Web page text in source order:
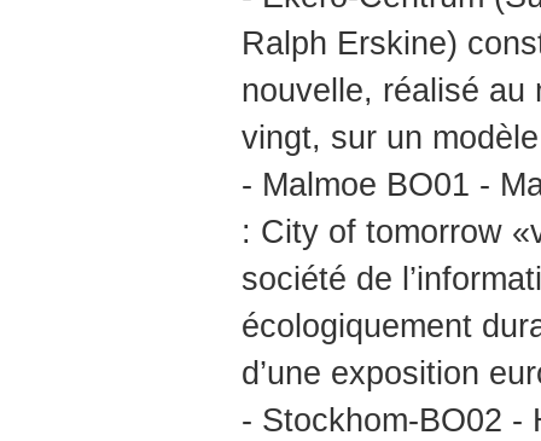
Ralph Erskine)
nouvelle, réalisé au
vingt, sur un
- Malmoe BO01 -
: City of tomorrow
société de
écologiquement
d’une exposition
- Stockhom-BO02 -